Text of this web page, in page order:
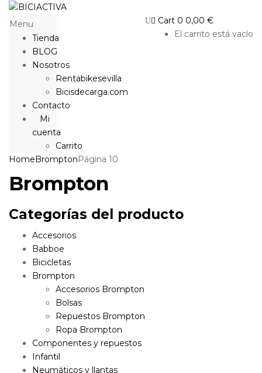
Menu
Tienda
BLOG
Nosotros
Rentabikesevilla
Bicisdecarga.com
Contacto
Mi
cuenta
Carrito
Cart 0 0,00 €
El carrito está vacío
HomeBromptonPágina 10
Brompton
Categorías del producto
Accesorios
Babboe
Bicicletas
Brompton
Accesorios Brompton
Bolsas
Repuestos Brompton
Ropa Brompton
Componentes y repuestos
Infantil
Neumáticos y llantas